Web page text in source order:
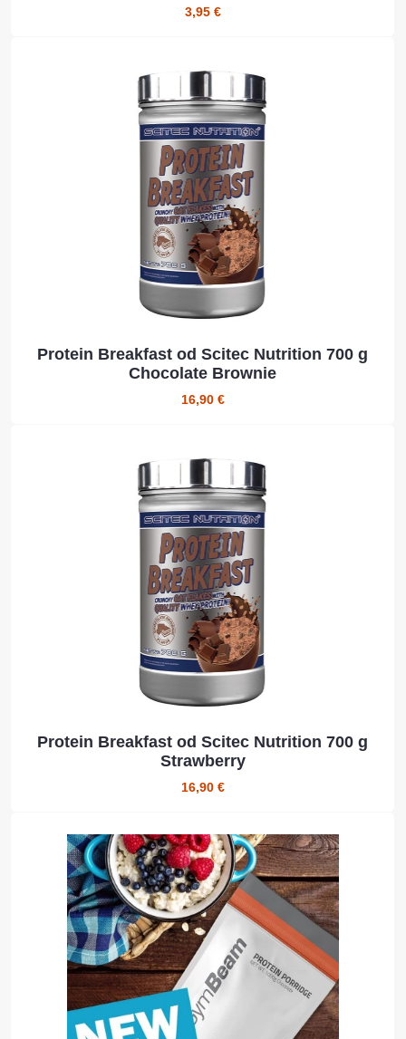
3,95 €
Protein Breakfast od Scitec Nutrition 700 g
Chocolate Brownie
16,90 €
Protein Breakfast od Scitec Nutrition 700 g
Strawberry
16,90 €